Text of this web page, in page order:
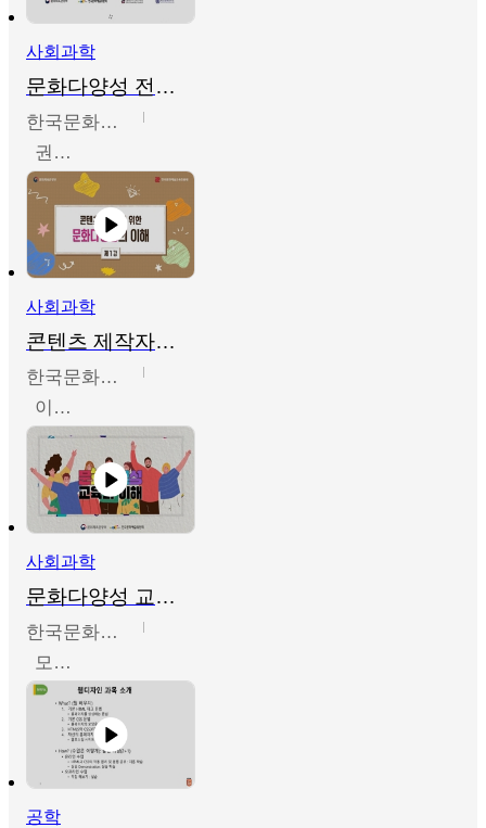
사회과학
문화다양성 전문인력 양성 기본과정 - 문화다양성의 이해
한국문화예술교육진흥원
권숙인 외 8명
사회과학
콘텐츠 제작자를 위한 문화다양성의 이해
한국문화예술교육진흥원
이성민
사회과학
문화다양성 교육의 이해
한국문화예술교육진흥원
모경환,성상환,정문성
공학